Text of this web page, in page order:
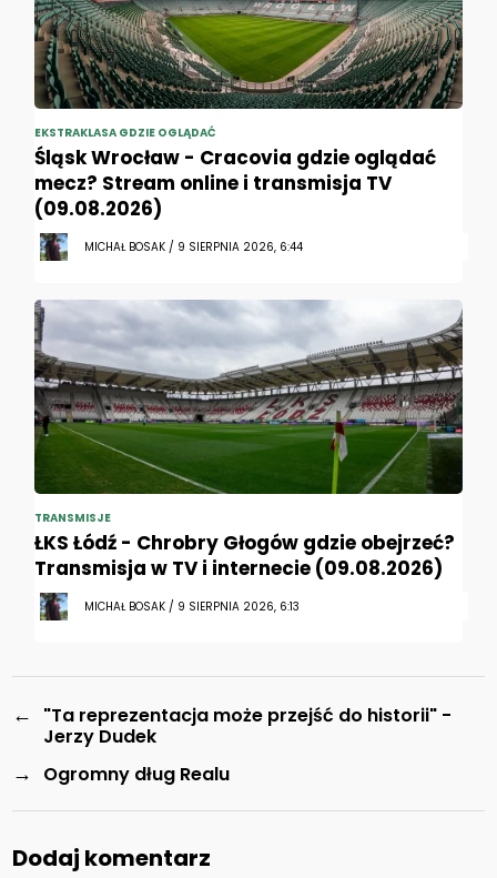
EKSTRAKLASA GDZIE OGLĄDAĆ
Śląsk Wrocław - Cracovia gdzie oglądać
mecz? Stream online i transmisja TV
(09.08.2026)
MICHAŁ BOSAK / 9 SIERPNIA 2026, 6:44
TRANSMISJE
ŁKS Łódź - Chrobry Głogów gdzie obejrzeć?
Transmisja w TV i internecie (09.08.2026)
MICHAŁ BOSAK / 9 SIERPNIA 2026, 6:13
←
"Ta reprezentacja może przejść do historii" -
Jerzy Dudek
→ Ogromny dług Realu
Dodaj komentarz